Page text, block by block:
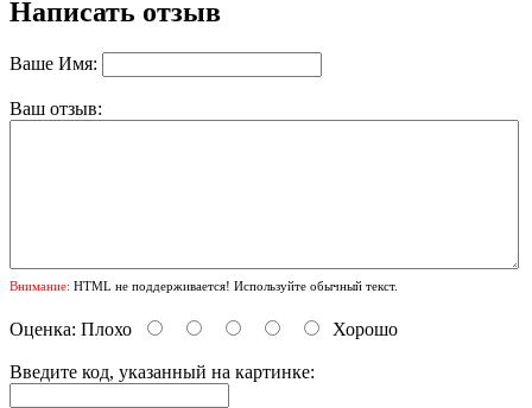
Написать отзыв
Ваше Имя:
Ваш отзыв:
Внимание: HTML не поддерживается! Используйте обычный текст.
Оценка: Плохо Хорошо
Введите код, указанный на картинке: